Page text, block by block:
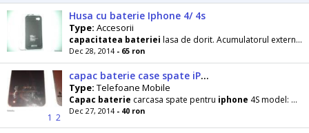
Husa cu baterie Iphone 4/ 4s
Type: Accesorii
capacitatea bateriei lasa de dorit. Acumulatorul extern este solutia perfecta pentru telefon dubland practic
Dec 28, 2014 - 65 ron
1 2
capac baterie case spate iPhone 4S model A1387 alb sau negru
Type: Telefoane Mobile
Capac baterie carcasa spate pentru iphone 4S model: A1387 culoare alb sau negru, NOU calitate
Dec 27, 2014 - 40 ron